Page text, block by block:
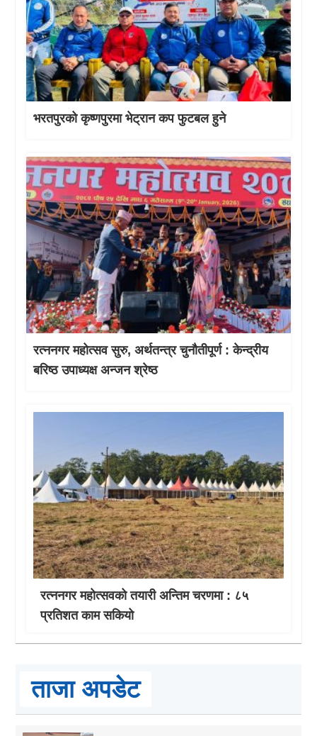
भरतपुरको कृष्णपुरमा भेट्रान कप फुटबल हुने
रत्ननगर महोत्सव सुरु, अर्थतन्त्र चुनौतीपूर्ण : केन्द्रीय
बरिष्ठ उपाध्यक्ष अन्जन श्रेष्ठ
रत्ननगर महोत्सवको तयारी अन्तिम चरणमा : ८५
प्रतिशत काम सकियो
ताजा अपडेट